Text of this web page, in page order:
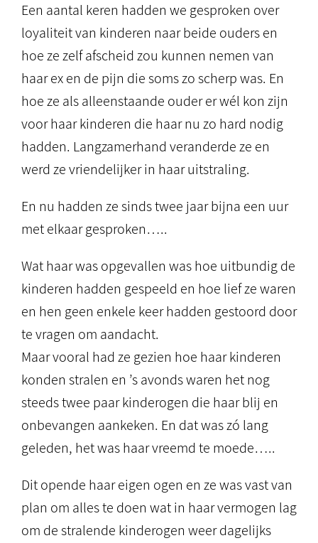
Een aantal keren hadden we gesproken over
loyaliteit van kinderen naar beide ouders en
hoe ze zelf afscheid zou kunnen nemen van
haar ex en de pijn die soms zo scherp was. En
hoe ze als alleenstaande ouder er wél kon zijn
voor haar kinderen die haar nu zo hard nodig
hadden. Langzamerhand veranderde ze en
werd ze vriendelijker in haar uitstraling.
En nu hadden ze sinds twee jaar bijna een uur
met elkaar gesproken…..
Wat haar was opgevallen was hoe uitbundig de
kinderen hadden gespeeld en hoe lief ze waren
en hen geen enkele keer hadden gestoord door
te vragen om aandacht.
Maar vooral had ze gezien hoe haar kinderen
konden stralen en ’s avonds waren het nog
steeds twee paar kinderogen die haar blij en
onbevangen aankeken. En dat was zó lang
geleden, het was haar vreemd te moede…..
Dit opende haar eigen ogen en ze was vast van
plan om alles te doen wat in haar vermogen lag
om de stralende kinderogen weer dagelijks